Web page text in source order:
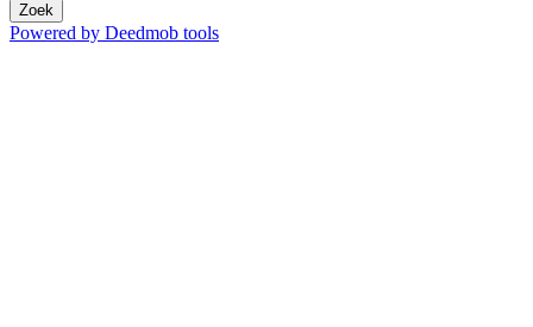
Zoek
Powered by Deedmob tools